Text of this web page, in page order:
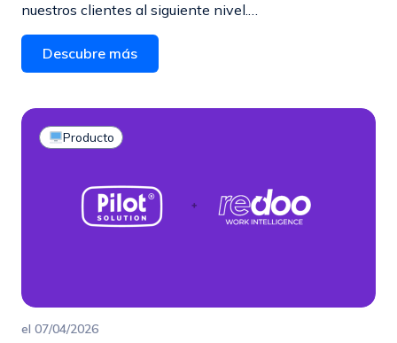
nuestros clientes al siguiente nivel.…
Descubre más
Producto
el 07/04/2026